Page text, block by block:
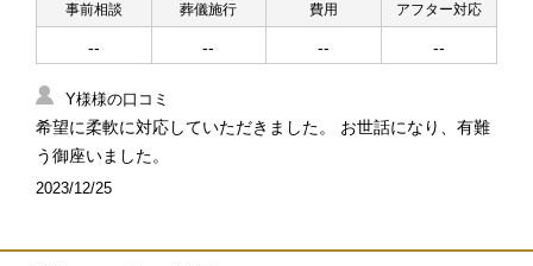
事前相談
--
葬儀施行
--
費用
--
アフター対応
--
Y様様の口コミ
希望に柔軟に対応していただきました。 お世話になり、有難
う御座いました。
2023/12/25